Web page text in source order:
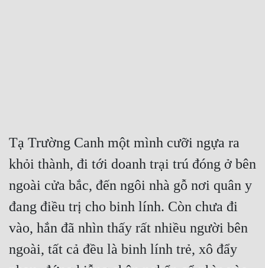
Truyện ngắn
Xa Lộ Dịch
Cung Đấu
Cạnh Kỹ
Cổ Tiên Hiệp
Tạ Trường Canh một mình cưỡi ngựa ra
khỏi thành, đi tới doanh trại trú đóng ở bên
ngoài cửa bắc, đến ngôi nhà gỗ nơi quân y
đang điều trị cho binh lính. Còn chưa đi
vào, hắn đã nhìn thấy rất nhiều người bên
ngoài, tất cả đều là binh lính trẻ, xô đẩy